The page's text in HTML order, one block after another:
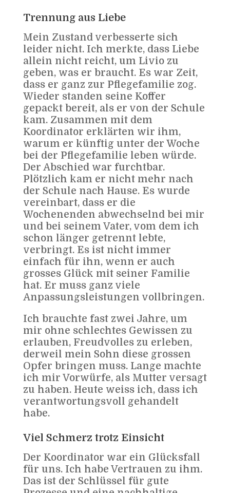
Trennung aus Liebe
Mein Zustand verbesserte sich
leider nicht. Ich merkte, dass Liebe
allein nicht reicht, um Livio zu
geben, was er braucht. Es war Zeit,
dass er ganz zur Pflegefamilie zog.
Wieder standen seine Koffer
gepackt bereit, als er von der Schule
kam. Zusammen mit dem
Koordinator erklärten wir ihm,
warum er künftig unter der Woche
bei der Pflegefamilie leben würde.
Der Abschied war furchtbar.
Plötzlich kam er nicht mehr nach
der Schule nach Hause. Es wurde
vereinbart, dass er die
Wochenenden abwechselnd bei mir
und bei seinem Vater, vom dem ich
schon länger getrennt lebte,
verbringt. Es ist nicht immer
einfach für ihn, wenn er auch
grosses Glück mit seiner Familie
hat. Er muss ganz viele
Anpassungsleistungen vollbringen.
Ich brauchte fast zwei Jahre, um
mir ohne schlechtes Gewissen zu
erlauben, Freudvolles zu erleben,
derweil mein Sohn diese grossen
Opfer bringen muss. Lange machte
ich mir Vorwürfe, als Mutter versagt
zu haben. Heute weiss ich, dass ich
verantwortungsvoll gehandelt
habe.
Viel Schmerz trotz Einsicht
Der Koordinator war ein Glücksfall
für uns. Ich habe Vertrauen zu ihm.
Das ist der Schlüssel für gute